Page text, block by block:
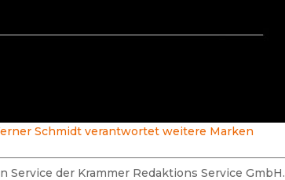
Schmidt verantwortet weitere Marken
der Krammer Redaktions Service GmbH.